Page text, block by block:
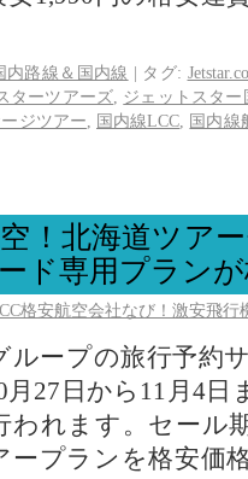
内路線＆国内線 | タグ:
ターツアーズ
ジェットスター
ジツアー 国内線LCC
国内線
！北海道ツア
ド専用プラン
格安航空会社なび！激安飛行
ループの旅行予約
27日から11月4日
われます。セール
ープランを格安価